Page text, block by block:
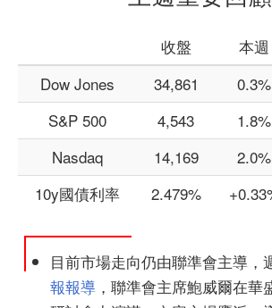
收盤 本週
Dow Jones
34,861 0.3%
S&P 500
4,543 1.8%
Nasdaq
14,169 2.0%
10y國債利率
2.479%
目前市場走向仍由聯準會主導，
報報導 ，聯準會主席鮑威爾在華